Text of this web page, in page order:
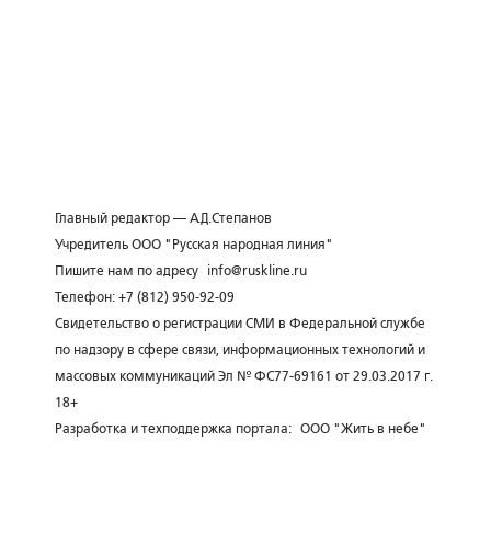
Главный редактор — А.Д.Степанов
Учредитель ООО "Русская народная линия"
Пишите нам по адресу
info@ruskline.ru
Телефон: +7 (812) 950-92-09
Свидетельство о регистрации СМИ в Федеральной службе
по надзору в сфере связи, информационных технологий и
массовых коммуникаций Эл № ФС77-69161 от 29.03.2017 г.
18+
Разработка и техподдержка портала: ООО "Жить в небе"